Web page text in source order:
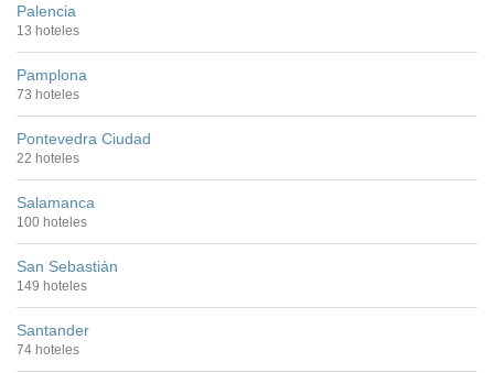
Palencia
13 hoteles
Pamplona
73 hoteles
Pontevedra Ciudad
22 hoteles
Salamanca
100 hoteles
San Sebastián
149 hoteles
Santander
74 hoteles